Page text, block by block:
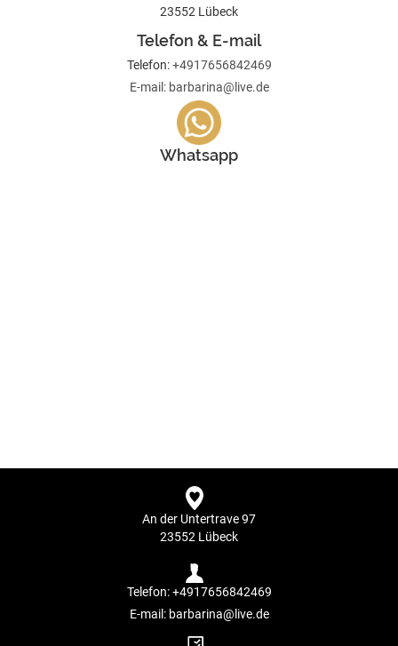
23552 Lübeck
Telefon & E-mail
Telefon:+4917656842469
E-mail: barbarina@live.de
Whatsapp
An der Untertrave 97
23552 Lübeck
Telefon:+4917656842469
E-mail: barbarina@live.de